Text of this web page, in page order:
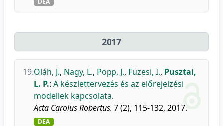
DEA
2017
19.Oláh, J., Nagy, L., Popp, J., Füzesi, I., Pusztai,
L. P.: A készlettervezés és az előrejelzési
modellek kapcsolata.
Acta Carolus Robertus. 7 (2), 115-132, 2017.
DEA